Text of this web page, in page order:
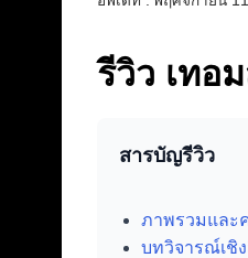
รีวิว เทอ
สารบัญรีวิว
ภาพรวมและ
บทวิจารณ์เชิ